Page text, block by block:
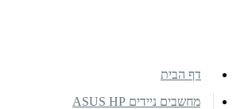
דף הבית
מחשבים ניידים ASUS HP